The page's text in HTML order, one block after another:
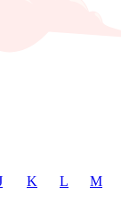
K L M